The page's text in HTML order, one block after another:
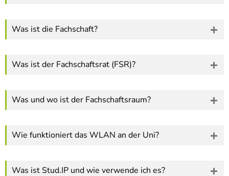
Was ist die Fachschaft?
Was ist der Fachschaftsrat (FSR)?
Was und wo ist der Fachschaftsraum?
Wie funktioniert das WLAN an der Uni?
Was ist Stud.IP und wie verwende ich es?